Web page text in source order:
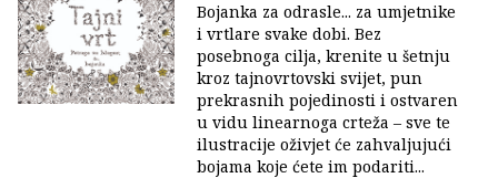
Bojanka za odrasle... za umjetnike
i vrtlare svake dobi. Bez
posebnoga cilja, krenite u šetnju
kroz tajnovrtovski svijet, pun
prekrasnih pojedinosti i ostvaren
u vidu linearnoga crteža – sve te
ilustracije oživjet će zahvaljujući
bojama koje ćete im podariti...